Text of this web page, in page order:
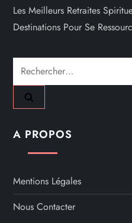
Les Meilleurs Retraites
Destinations Pour Se
Rechercher :
A PROPOS
Mentions Légales
Nous Contacter